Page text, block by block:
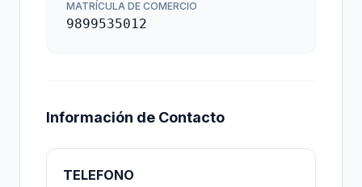
MATRÍCULA DE COMERCIO
9899535012
Información de Contacto
TELEFONO